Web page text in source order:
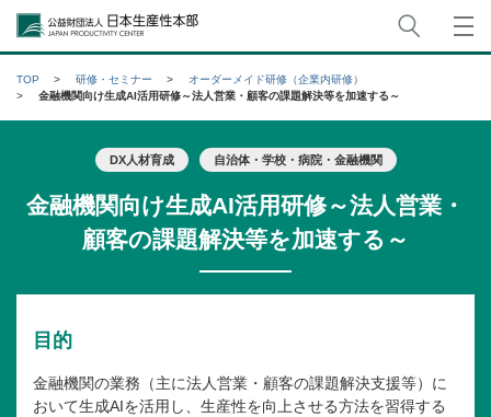
公益財団法人日本生産性本部
TOP 研修・セミナー
オーダーメイド研修（企業内研修）
金融機関向け生成AI活用研修～法人営業・顧客の課題解決等を加速する～
DX人材育成 自治体・学校・病院・金融機関
金融機関向け生成AI活用研修～法人営業・
顧客の課題解決等を加速する～
目的
金融機関の業務（主に法人営業・顧客の課題解決支援等）に
おいて生成AIを活用し、生産性を向上させる方法を習得する